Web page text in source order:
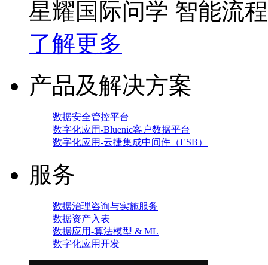
星耀国际问学 智能流
了解更多
产品及解决方案
数据安全管控平台
数字化应用-Bluenic客户数据平台
数字化应用-云捷集成中间件（ESB）
服务
数据治理咨询与实施服务
数据资产入表
数据应用-算法模型 & ML
数字化应用开发